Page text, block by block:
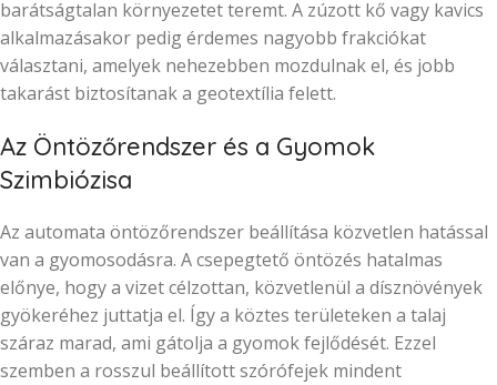
barátságtalan környezetet teremt. A zúzott kő vagy kavics
alkalmazásakor pedig érdemes nagyobb frakciókat
választani, amelyek nehezebben mozdulnak el, és jobb
takarást biztosítanak a geotextília felett.
Az Öntözőrendszer és a Gyomok
Szimbiózisa
Az automata öntözőrendszer beállítása közvetlen hatással
van a gyomosodásra. A csepegtető öntözés hatalmas
előnye, hogy a vizet célzottan, közvetlenül a dísznövények
gyökeréhez juttatja el. Így a köztes területeken a talaj
száraz marad, ami gátolja a gyomok fejlődését. Ezzel
szemben a rosszul beállított szórófejek mindent